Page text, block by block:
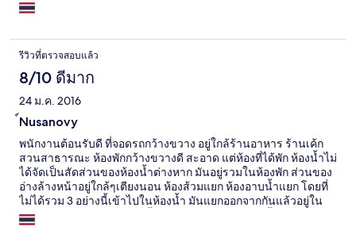
รีวิวที่ตรวจสอบแล้ว
8/10 ดีมาก
24 ม.ค. 2016
์Nusanovy
พนักงานต้อนรับดี ที่จอดรถกว้างขวาง อยู่ใกล้ร้านอาหาร ร้านเค้ก
สวนสาธารณะ ห้องพักกว้างขวางดี สะอาด แต่ห้องที่ได้พัก ห้องน้ำไม่
ได้จัดเป็นสัดส่วนของห้องน้ำต่างหาก มันอยู่รวมในห้องพัก ส่วนของ
อ่างล้างหน้าอยู่ใกล้ๆเตียงนอน ห้องส้วมแยก ห้องอาบน้ำแยก โดยที่
ไม่ได้รวม 3 อย่างนี้เข้าไปในห้องน้ำ มันแยกออกจากกันแล้วอยู่ใน
ห้องนอน จึงทำให้เวลาอาบน้ำแล้วหนาวเพราะตู้อาบน้ำอยู่ในห้อง
นอน และอ่างล้างหน้าก็อาจจะเลอะเทอะน้ำเวลาใช้งาน น้ำไหลไม่